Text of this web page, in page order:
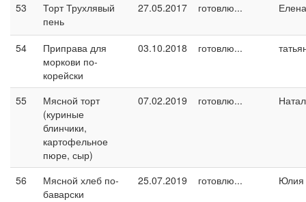
53
Торт Трухлявый
пень
27.05.2017 готовлю...
54
Приправа для
моркови по-
корейски
03.10.2018 готовлю...
55
Мясной торт
(куриные
блинчики,
картофельное
пюре, сыр)
07.02.2019 готовлю...
56
Мясной хлеб по-
баварски
25.07.2019 готовлю... Юлия